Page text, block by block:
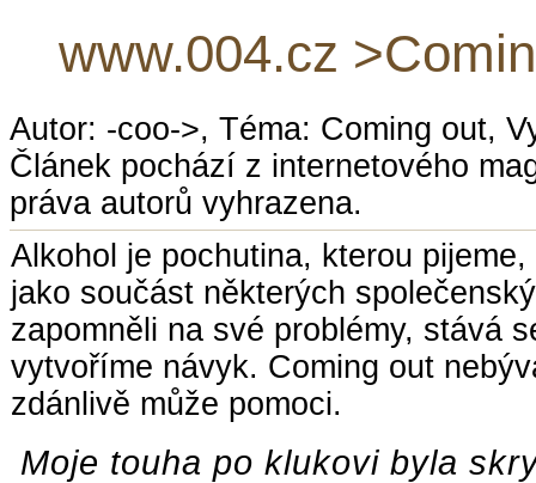
www.004.cz
Autor: -coo->, Téma: Coming out,
Článek pochází z internetového
práva autorů vyhrazena.
Alkohol je pochutina, kterou
jako součást některých
zapomněli na své problémy, stává
vytvoříme návyk. Coming out
zdánlivě může pomoci.
Moje touha po klukovi byla